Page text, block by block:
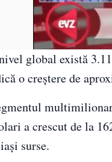
global există
o creștere de
a crescut de la
surse.